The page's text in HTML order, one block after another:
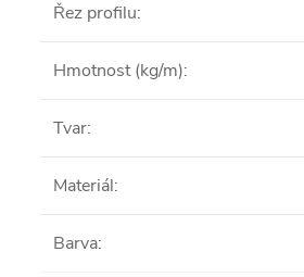
Řez profilu:
Hmotnost (kg/m):
Tvar:
Materiál:
Barva: